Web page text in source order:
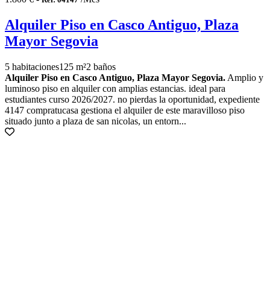
Alquiler Piso en Casco Antiguo, Plaza
Mayor Segovia
5 habitaciones125 m²2 baños
Alquiler Piso en Casco Antiguo, Plaza Mayor Segovia. Amplio y
luminoso piso en alquiler con amplias estancias. ideal para
estudiantes curso 2026/2027. no pierdas la oportunidad, expediente
4147 compratucasa gestiona el alquiler de este maravilloso piso
situado junto a plaza de san nicolas, un entorn...